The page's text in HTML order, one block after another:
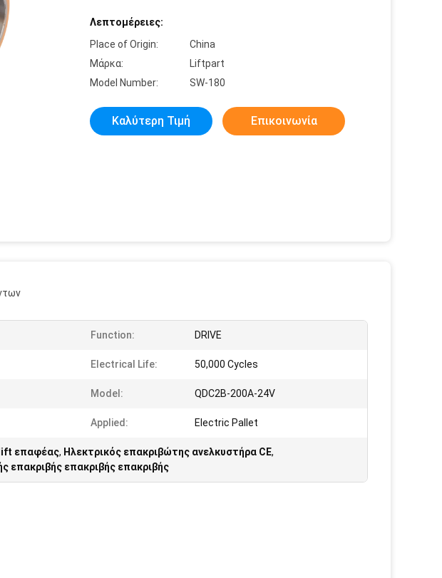
Λεπτομέρειες:
Place of Origin:
China
Μάρκα:
Liftpart
Model Number:
SW-180
Καλύτερη Τιμή Επικοινωνία
Function: DRIVE
Electrical Life: 50,000 Cycles
Model: QDC2B-200A-24V
Applied: Electric Pallet
επαφέας, Ηλεκτρικός επακριβώτης ανελκυστήρα CE,
επακριβής επακριβής επακριβής